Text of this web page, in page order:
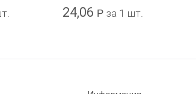
24,06 Р за 1 шт.